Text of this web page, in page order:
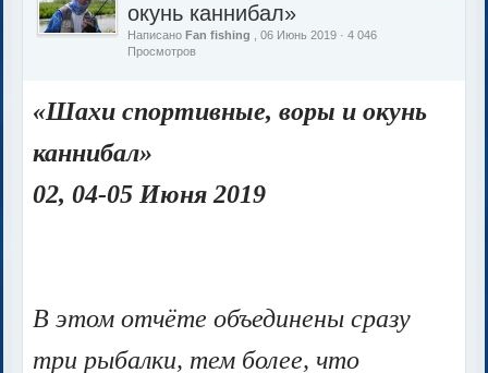
окунь каннибал»
НаписаноFan fishing
, 06 Июнь 2019 · 4 046
Просмотров
«Шахи спортивные, воры и окунь
каннибал»
02, 04-05 Июня 2019
В этом отчёте объединены сразу
три рыбалки, тем более, что